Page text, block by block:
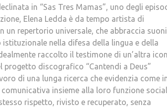
in “Sas Tres Mamas”, uno degli
Elena Ledda è da tempo artista di
repertorio universale, che abbraccia
nella difesa della lingua e della
raccolto il testimone di un’altra
progetto discografico “Cantendi a Deus”
di una lunga ricerca che evidenzia come
insieme alla loro funzione
rispetto, rivisto e recuperato, senza